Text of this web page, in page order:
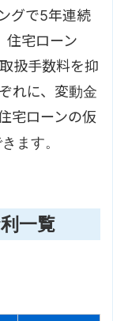
グで5年連続
住宅ローン
扱手数料を抑
れに、変動金
宅ローンの仮
ます。
利一覧